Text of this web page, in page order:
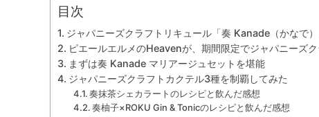
目次
ジャパニーズクラフトリキュール「奏 Kanade（かなで）
ピエールエルメのHeavenが、期間限定でジャパニーズク
まずは奏 Kanade マリアージュセットを堪能
ジャパニーズクラフトカクテル3種を制覇してみた
奏抹茶シェカラートのレシピと飲んだ感想
奏柚子×ROKU Gin & Tonicのレシピと飲んだ感想